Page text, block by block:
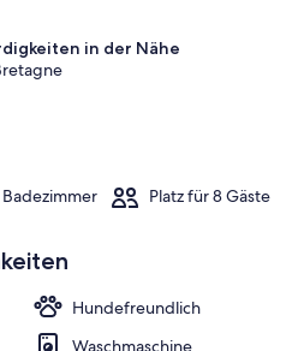
in der Nähe
Platz für 8 Gäste
Hundefreundlich
Waschmaschine